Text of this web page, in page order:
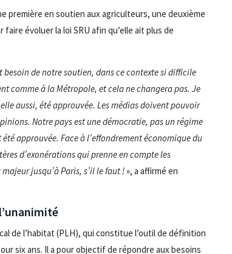
première en soutien aux agriculteurs, une deuxième
évoluer la loi SRU afin qu’elle ait plus de
de notre soutien, dans ce contexte si difficile
comme à la Métropole, et cela ne changera pas. Je
aussi, été approuvée. Les médias doivent pouvoir
Notre pays est une démocratie, pas un régime
approuvée. Face à l’effondrement économique du
d’exonérations qui prenne en compte les
jusqu’à Paris, s’il le faut !», a affirmé en
de l’habitat (PLH), qui constitue l’outil de définition
six ans. Il a pour objectif de répondre aux besoins